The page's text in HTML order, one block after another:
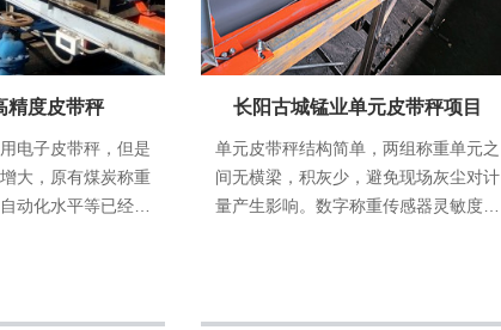
精度皮带秤
电子皮带秤，但是
大，原有煤炭称重
动化水平等已经无
长阳古城锰业单元皮带秤项目
单元皮带秤结构简单，两组称重单元之
间无横梁，积灰少，避免现场灰尘对计
量产生影响。数字称重传感器灵敏度高